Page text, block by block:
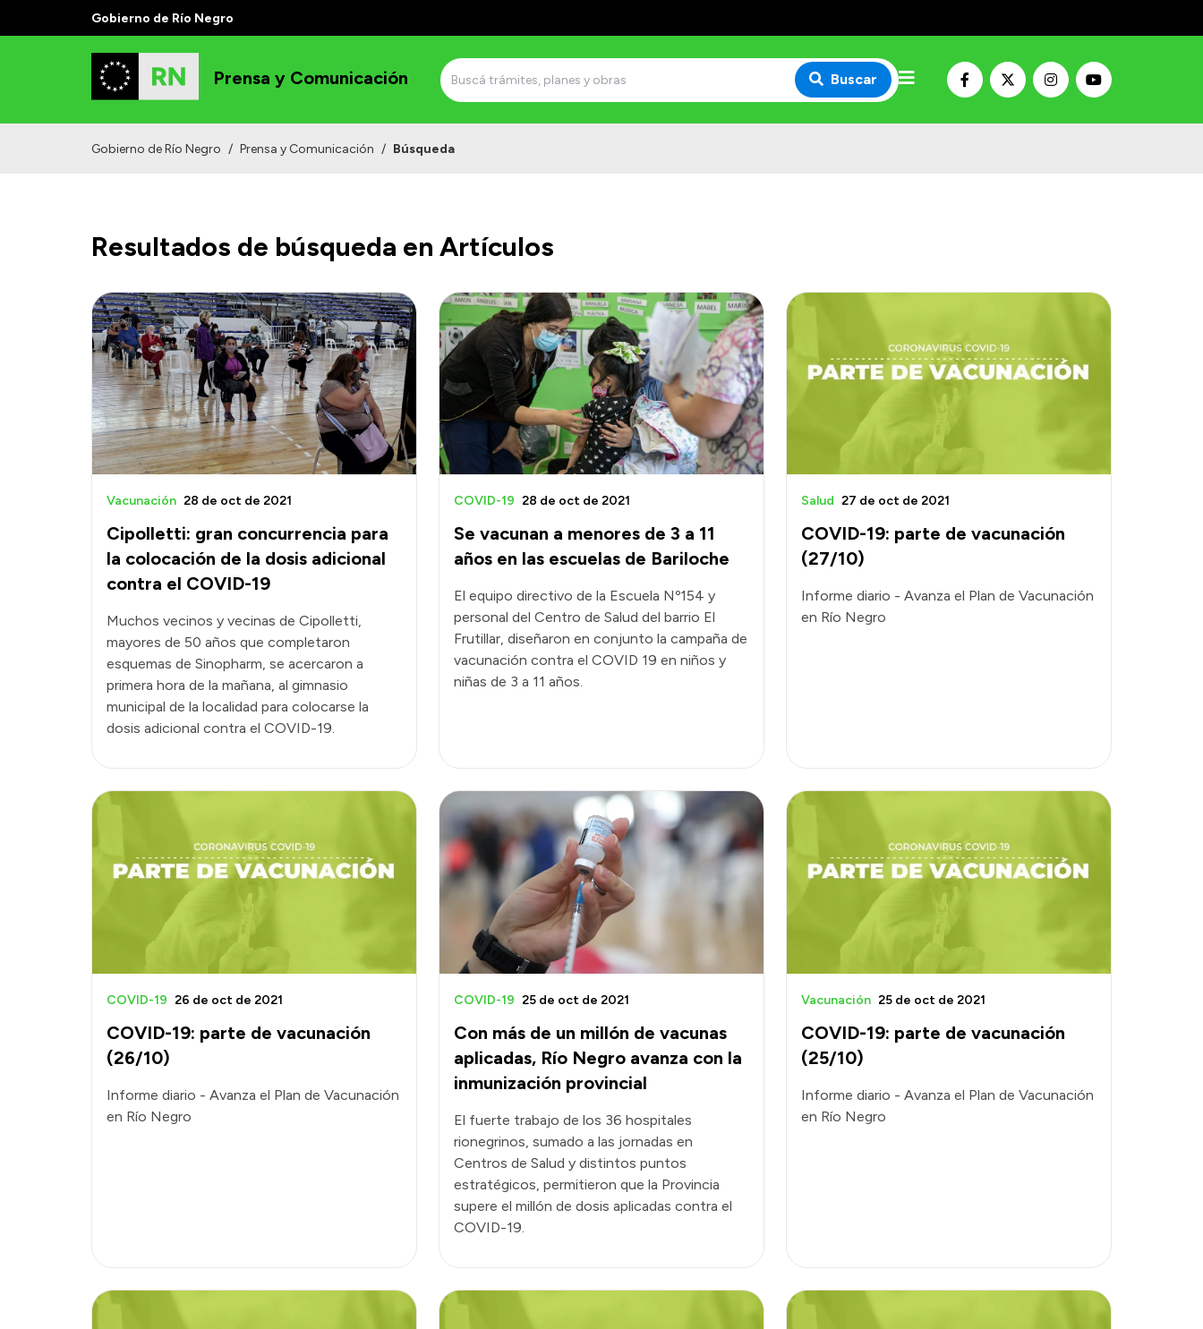
Gobierno de Río Negro
Prensa y Comunicación Buscar
Gobierno de Río Negro / Prensa y Comunicación / Búsqueda
Resultados de búsqueda en Artículos
Cipolletti: gran concurrencia para
la colocación de la dosis adicional
contra el COVID-19
Vacunación 28 de oct de 2021
Muchos vecinos y vecinas de Cipolletti,
mayores de 50 años que completaron
esquemas de Sinopharm, se acercaron a
primera hora de la mañana, al gimnasio
municipal de la localidad para colocarse la
dosis adicional contra el COVID-19.
Se vacunan a menores de 3 a 11
años en las escuelas de Bariloche
COVID-19 28 de oct de 2021
El equipo directivo de la Escuela Nº154 y
personal del Centro de Salud del barrio El
Frutillar, diseñaron en conjunto la campaña de
vacunación contra el COVID 19 en niños y
niñas de 3 a 11 años.
COVID-19: parte de vacunación
(27/10)
Salud 27 de oct de 2021
Informe diario - Avanza el Plan de Vacunación
en Río Negro
COVID-19: parte de vacunación
(26/10)
COVID-19 26 de oct de 2021
Informe diario - Avanza el Plan de Vacunación
en Río Negro
Con más de un millón de vacunas
aplicadas, Río Negro avanza con la
inmunización provincial
COVID-19 25 de oct de 2021
El fuerte trabajo de los 36 hospitales
rionegrinos, sumado a las jornadas en
Centros de Salud y distintos puntos
estratégicos, permitieron que la Provincia
supere el millón de dosis aplicadas contra el
COVID-19.
COVID-19: parte de vacunación
(25/10)
Vacunación 25 de oct de 2021
Informe diario - Avanza el Plan de Vacunación
en Río Negro